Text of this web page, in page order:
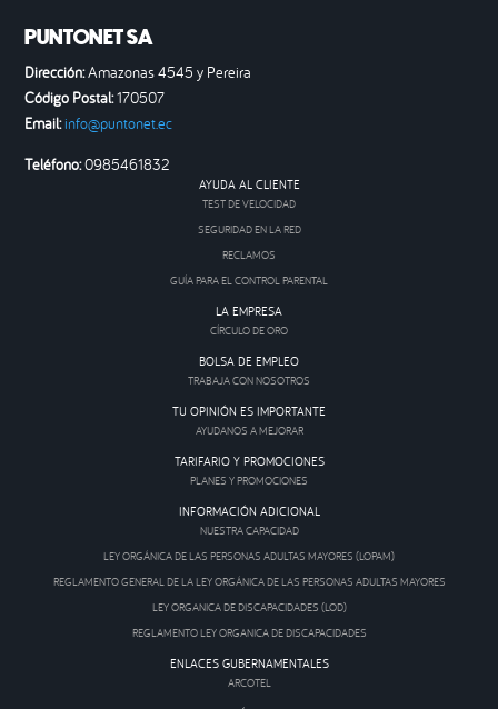
PUNTONET SA
Dirección:Amazonas 4545 y Pereira
Código Postal:170507
Email:info@puntonet.ec
Teléfono:0985461832
AYUDA AL CLIENTE
TEST DE VELOCIDAD
SEGURIDAD EN LA RED
RECLAMOS
GUÍA PARA EL CONTROL PARENTAL
LA EMPRESA
CÍRCULO DE ORO
BOLSA DE EMPLEO
TRABAJA CON NOSOTROS
TU OPINIÓN ES IMPORTANTE
AYUDANOS A MEJORAR
TARIFARIO Y PROMOCIONES
PLANES Y PROMOCIONES
INFORMACIÓN ADICIONAL
NUESTRA CAPACIDAD
LEY ORGÁNICA DE LAS PERSONAS ADULTAS MAYORES (LOPAM)
REGLAMENTO GENERAL DE LA LEY ORGÁNICA DE LAS PERSONAS ADULTAS MAYORES
LEY ORGANICA DE DISCAPACIDADES (LOD)
REGLAMENTO LEY ORGANICA DE DISCAPACIDADES
ENLACES GUBERNAMENTALES
ARCOTEL